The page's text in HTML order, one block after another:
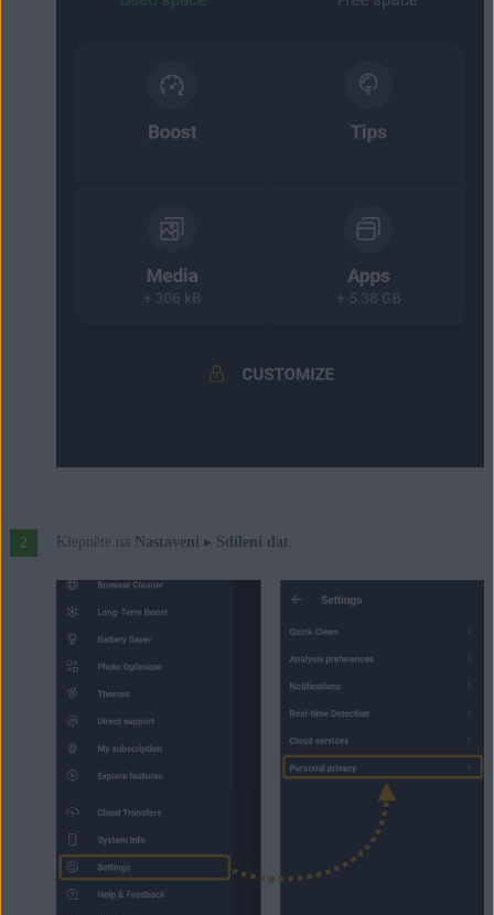
Klepněte na Nastavení ▸ Sdílení dat.